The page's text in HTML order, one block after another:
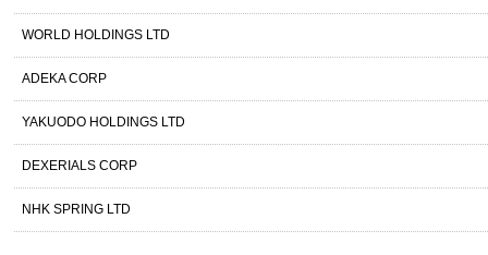
WORLD HOLDINGS LTD
ADEKA CORP
YAKUODO HOLDINGS LTD
DEXERIALS CORP
NHK SPRING LTD